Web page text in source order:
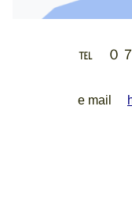
℡ ０７
e mail